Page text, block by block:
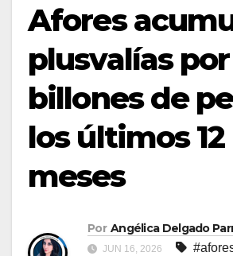
Afores
plusvalías por
billones de
los últimos 12
meses
Por Angélica Delgado
JUN 16, 2026